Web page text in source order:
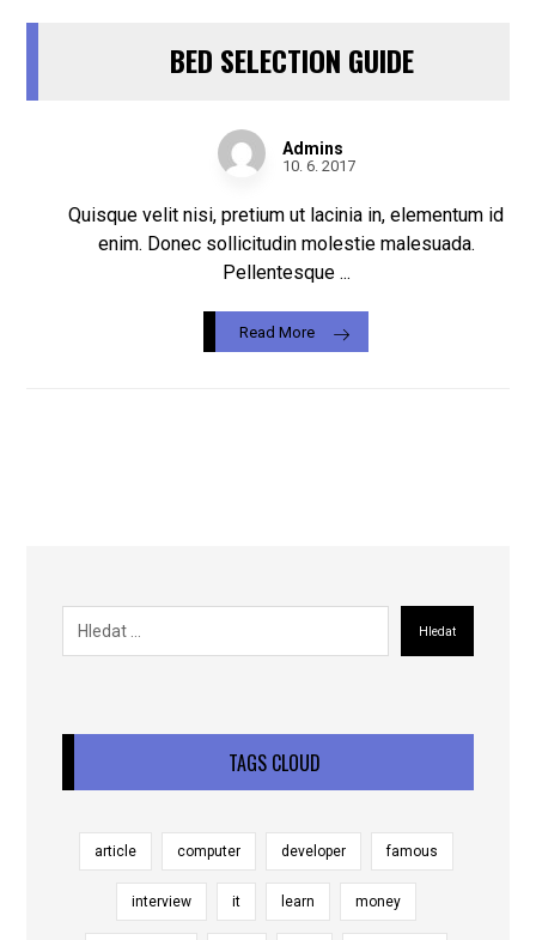
BED SELECTION GUIDE
Admins
10. 6. 2017
Quisque velit nisi, pretium ut lacinia in, elementum id
enim. Donec sollicitudin molestie malesuada.
Pellentesque ...
Read More
Hledat
TAGS CLOUD
article computer developer famous
interview it learn money